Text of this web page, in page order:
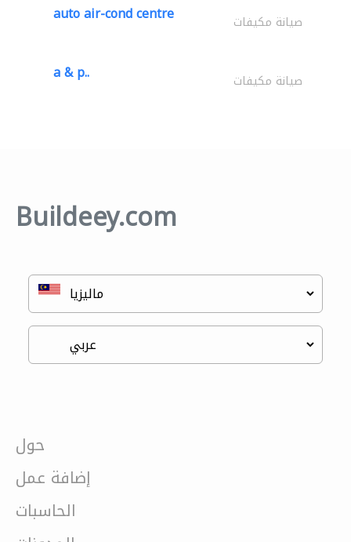
auto air-cond centre صيانة مكيفات
a & p.. صيانة مكيفات
Buildeey.com
حول
إضافة عمل
الحاسبات